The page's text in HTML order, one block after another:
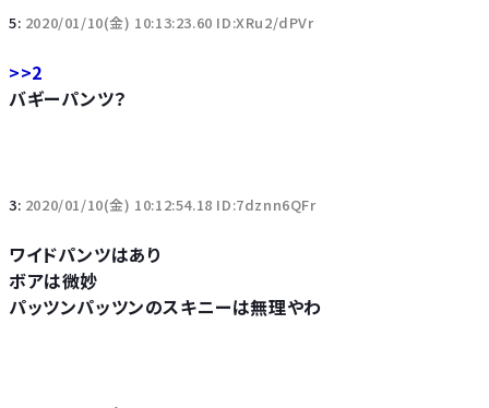
5: 2020/01/10(金) 10:13:23.60 ID:XRu2/dPVr
>>2
バギーパンツ？
3: 2020/01/10(金) 10:12:54.18 ID:7dznn6QFr
ワイドパンツはあり
ボアは微妙
パッツンパッツンのスキニーは無理やわ